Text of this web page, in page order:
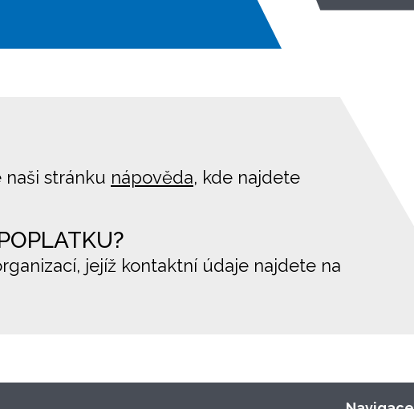
stránku nápověda, kde najdete
jejíž kontaktní údaje najdete na